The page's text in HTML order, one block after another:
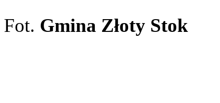
Fot. Gmina Złoty Stok